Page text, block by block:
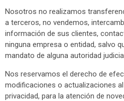
Nosotros no realizamos
a terceros, no vendemos,
información de sus clientes,
ninguna empresa o entidad, salvo
mandato de alguna autoridad
Nos reservamos el derecho de
modificaciones o actualizaciones
privacidad, para la atención de